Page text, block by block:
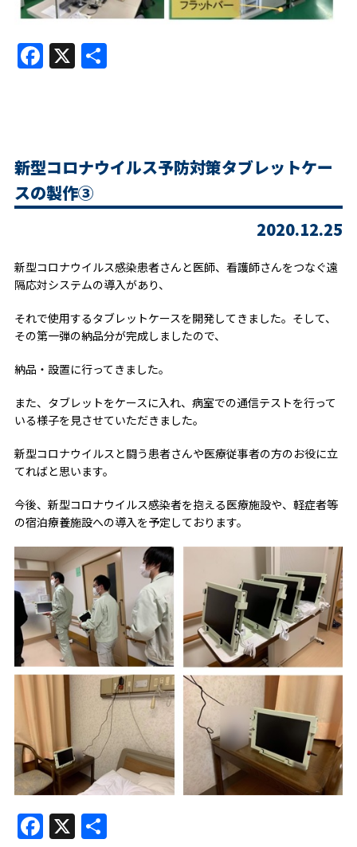
Facebook
X 共
有
新型コロナウイルス予防対策タブレットケー
スの製作③
2020.12.25
新型コロナウイルス感染患者さんと医師、看護師さんをつなぐ遠
隔応対システムの導入があり、
それで使用するタブレットケースを開発してきました。そして、
その第一弾の納品分が完成しましたので、
納品・設置に行ってきました。
また、タブレットをケースに入れ、病室での通信テストを行って
いる様子を見させていただきました。
新型コロナウイルスと闘う患者さんや医療従事者の方のお役に立
てればと思います。
今後、新型コロナウイルス感染者を抱える医療施設や、軽症者等
の宿泊療養施設への導入を予定しております。
Facebook
X 共